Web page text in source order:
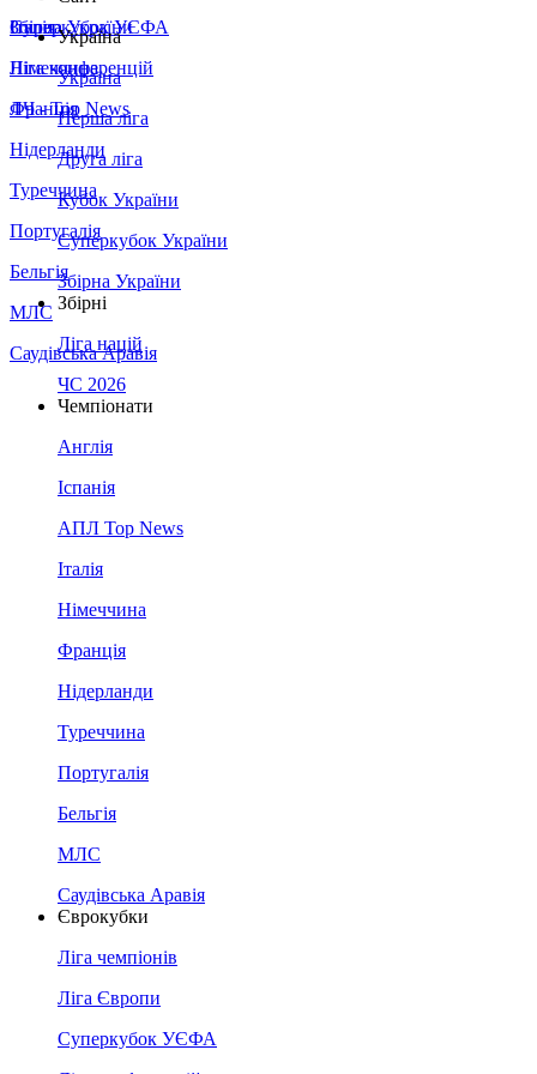
Збірна України
Італія
Німеччина
Франція
Нідерланди
Туреччина
Португалія
Бельгія
МЛС
Саудівська Аравія
Суперкубок УЄФА
Ліга конференцій
ЛЧ - Top News
Україна
Україна
Перша ліга
Друга ліга
Кубок України
Суперкубок України
Збірна України
Збірні
Ліга націй
ЧС 2026
Чемпіонати
Англія
Іспанія
АПЛ Top News
Італія
Німеччина
Франція
Нідерланди
Туреччина
Португалія
Бельгія
МЛС
Саудівська Аравія
Єврокубки
Ліга чемпіонів
Ліга Європи
Суперкубок УЄФА